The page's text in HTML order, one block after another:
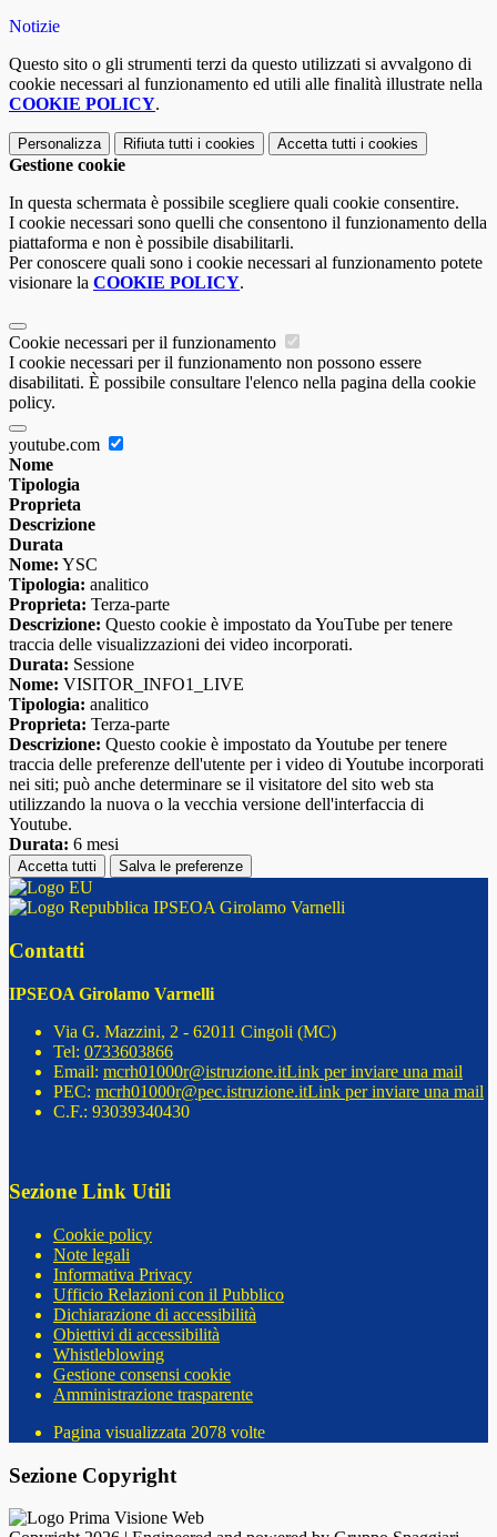
Notizie
Questo sito o gli strumenti terzi da questo utilizzati si avvalgono di
cookie necessari al funzionamento ed utili alle finalità illustrate nella
COOKIE POLICY.
Personalizza Rifiuta tutti i cookies Accetta tutti i cookies
Gestione cookie
In questa schermata è possibile scegliere quali cookie consentire.
I cookie necessari sono quelli che consentono il funzionamento della
piattaforma e non è possibile disabilitarli.
Per conoscere quali sono i cookie necessari al funzionamento potete
visionare la COOKIE POLICY.
Cookie necessari per il funzionamento
I cookie necessari per il funzionamento non possono essere
disabilitati. È possibile consultare l'elenco nella pagina della cookie
policy.
youtube.com
Nome
Tipologia
Proprieta
Descrizione
Durata
Nome: YSC
Tipologia: analitico
Proprieta: Terza-parte
Descrizione: Questo cookie è impostato da YouTube per tenere
traccia delle visualizzazioni dei video incorporati.
Durata: Sessione
Nome: VISITOR_INFO1_LIVE
Tipologia: analitico
Proprieta: Terza-parte
Descrizione: Questo cookie è impostato da Youtube per tenere
traccia delle preferenze dell'utente per i video di Youtube incorporati
nei siti; può anche determinare se il visitatore del sito web sta
utilizzando la nuova o la vecchia versione dell'interfaccia di
Youtube.
Durata: 6 mesi
Accetta tutti Salva le preferenze
IPSEOA Girolamo Varnelli
Contatti
IPSEOA Girolamo Varnelli
Via G. Mazzini, 2 - 62011 Cingoli (MC)
Tel: 0733603866
Email: mcrh01000r@istruzione.itLink per inviare una mail
PEC: mcrh01000r@pec.istruzione.itLink per inviare una mail
C.F.: 93039340430
Sezione Link Utili
Cookie policy
Note legali
Informativa Privacy
Ufficio Relazioni con il Pubblico
Dichiarazione di accessibilità
Obiettivi di accessibilità
Whistleblowing
Gestione consensi cookie
Amministrazione trasparente
Pagina visualizzata 2078 volte
Sezione Copyright